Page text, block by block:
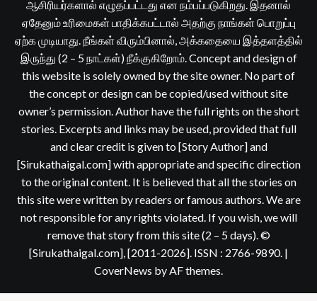
ஆசிரியர்களால் எழுதப்பட்டது என நம்பப்படுகிறது. இதனால்
ஏதேனும் உரிமைகள் பாதிக்கபட்டால் அதற்கு நாங்கள் பொறுப்பு
ஏற்க முடியாது. நீங்கள் விரும்பினால், அக்கதையை இத்தளத்தில்
இருந்து (2 – 5 நாட்கள்) நீக்குகிறோம். Concept and design of
this website is solely owned by the site owner. No part of
the concept or design can be copied/used without site
owner’s permission. Author have the full rights on the short
stories. Excerpts and links may be used, provided that full
and clear credit is given to [Story Author] and
[Sirukathaigal.com] with appropriate and specific direction
to the original content. It is believed that all the stories on
this site were written by readers or famous authors. We are
not responsible for any rights violated. If you wish, we will
remove that story from this site (2 – 5 days). ©
[Sirukathaigal.com], [2011-2026]. ISSN : 2766-9890. |
CoverNews by AF themes.